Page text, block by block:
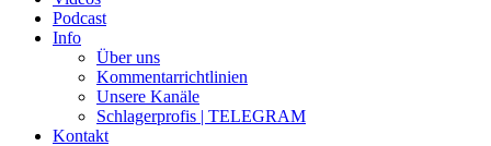
Podcast
Info
Über uns
Kommentarrichtlinien
Unsere Kanäle
Schlagerprofis | TELEGRAM
Kontakt